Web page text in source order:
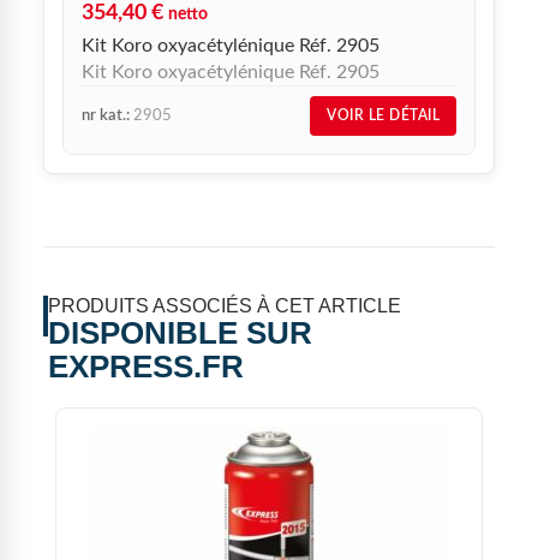
354,40 € netto
Kit Koro oxyacétylénique Réf. 2905
Kit Koro oxyacétylénique Réf. 2905
nr kat.: 2905 VOIR LE DÉTAIL
PRODUITS ASSOCIÉS À CET ARTICLE
DISPONIBLE SUR
EXPRESS.FR